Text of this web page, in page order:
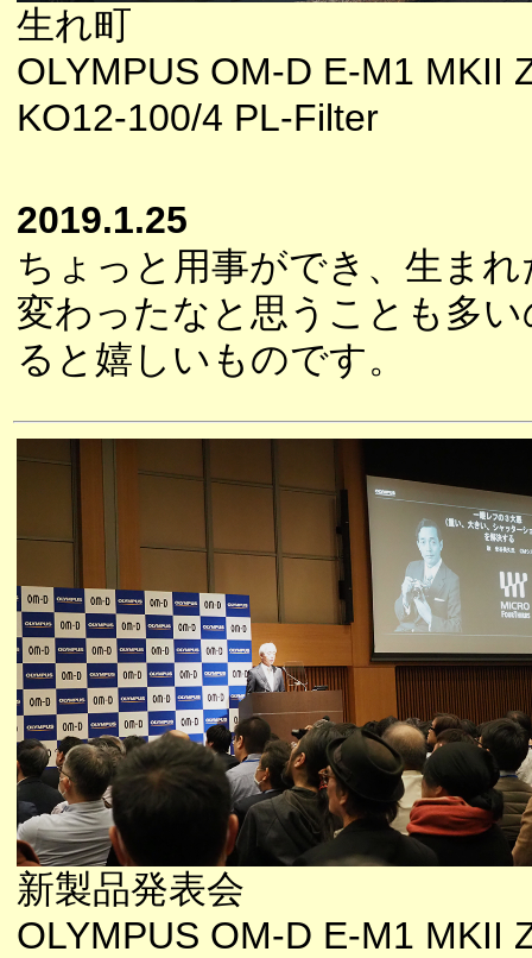
生れ町
OLYMPUS OM-D E-M1 MKII
KO12-100/4 PL-Filter
2019.1.25
ちょっと用事ができ、生ま
変わったなと思うことも多
ると嬉しいものです。
新製品発表会
OLYMPUS OM-D E-M1 MKII